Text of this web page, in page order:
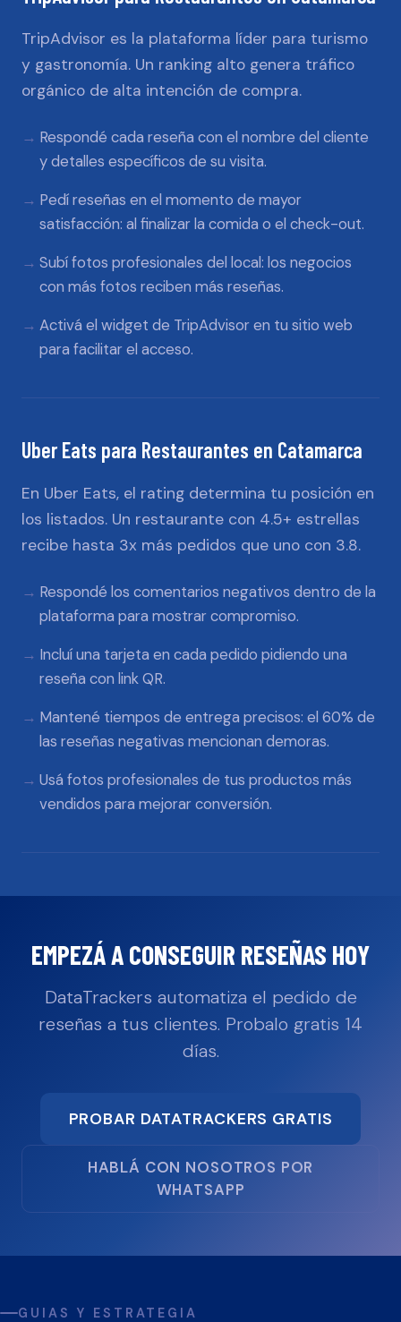
TripAdvisor es la plataforma líder para turismo
y gastronomía. Un ranking alto genera tráfico
orgánico de alta intención de compra.
Respondé cada reseña con el nombre del cliente
y detalles específicos de su visita.
Pedí reseñas en el momento de mayor
satisfacción: al finalizar la comida o el check-out.
Subí fotos profesionales del local: los negocios
con más fotos reciben más reseñas.
Activá el widget de TripAdvisor en tu sitio web
para facilitar el acceso.
Uber Eats para Restaurantes en Catamarca
En Uber Eats, el rating determina tu posición en
los listados. Un restaurante con 4.5+ estrellas
recibe hasta 3x más pedidos que uno con 3.8.
Respondé los comentarios negativos dentro de la
plataforma para mostrar compromiso.
Incluí una tarjeta en cada pedido pidiendo una
reseña con link QR.
Mantené tiempos de entrega precisos: el 60% de
las reseñas negativas mencionan demoras.
Usá fotos profesionales de tus productos más
vendidos para mejorar conversión.
EMPEZÁ A CONSEGUIR RESEÑAS HOY
DataTrackers automatiza el pedido de
reseñas a tus clientes. Probalo gratis 14
días.
PROBAR DATATRACKERS GRATIS
HABLÁ CON NOSOTROS POR
WHATSAPP
GUIAS Y ESTRATEGIA